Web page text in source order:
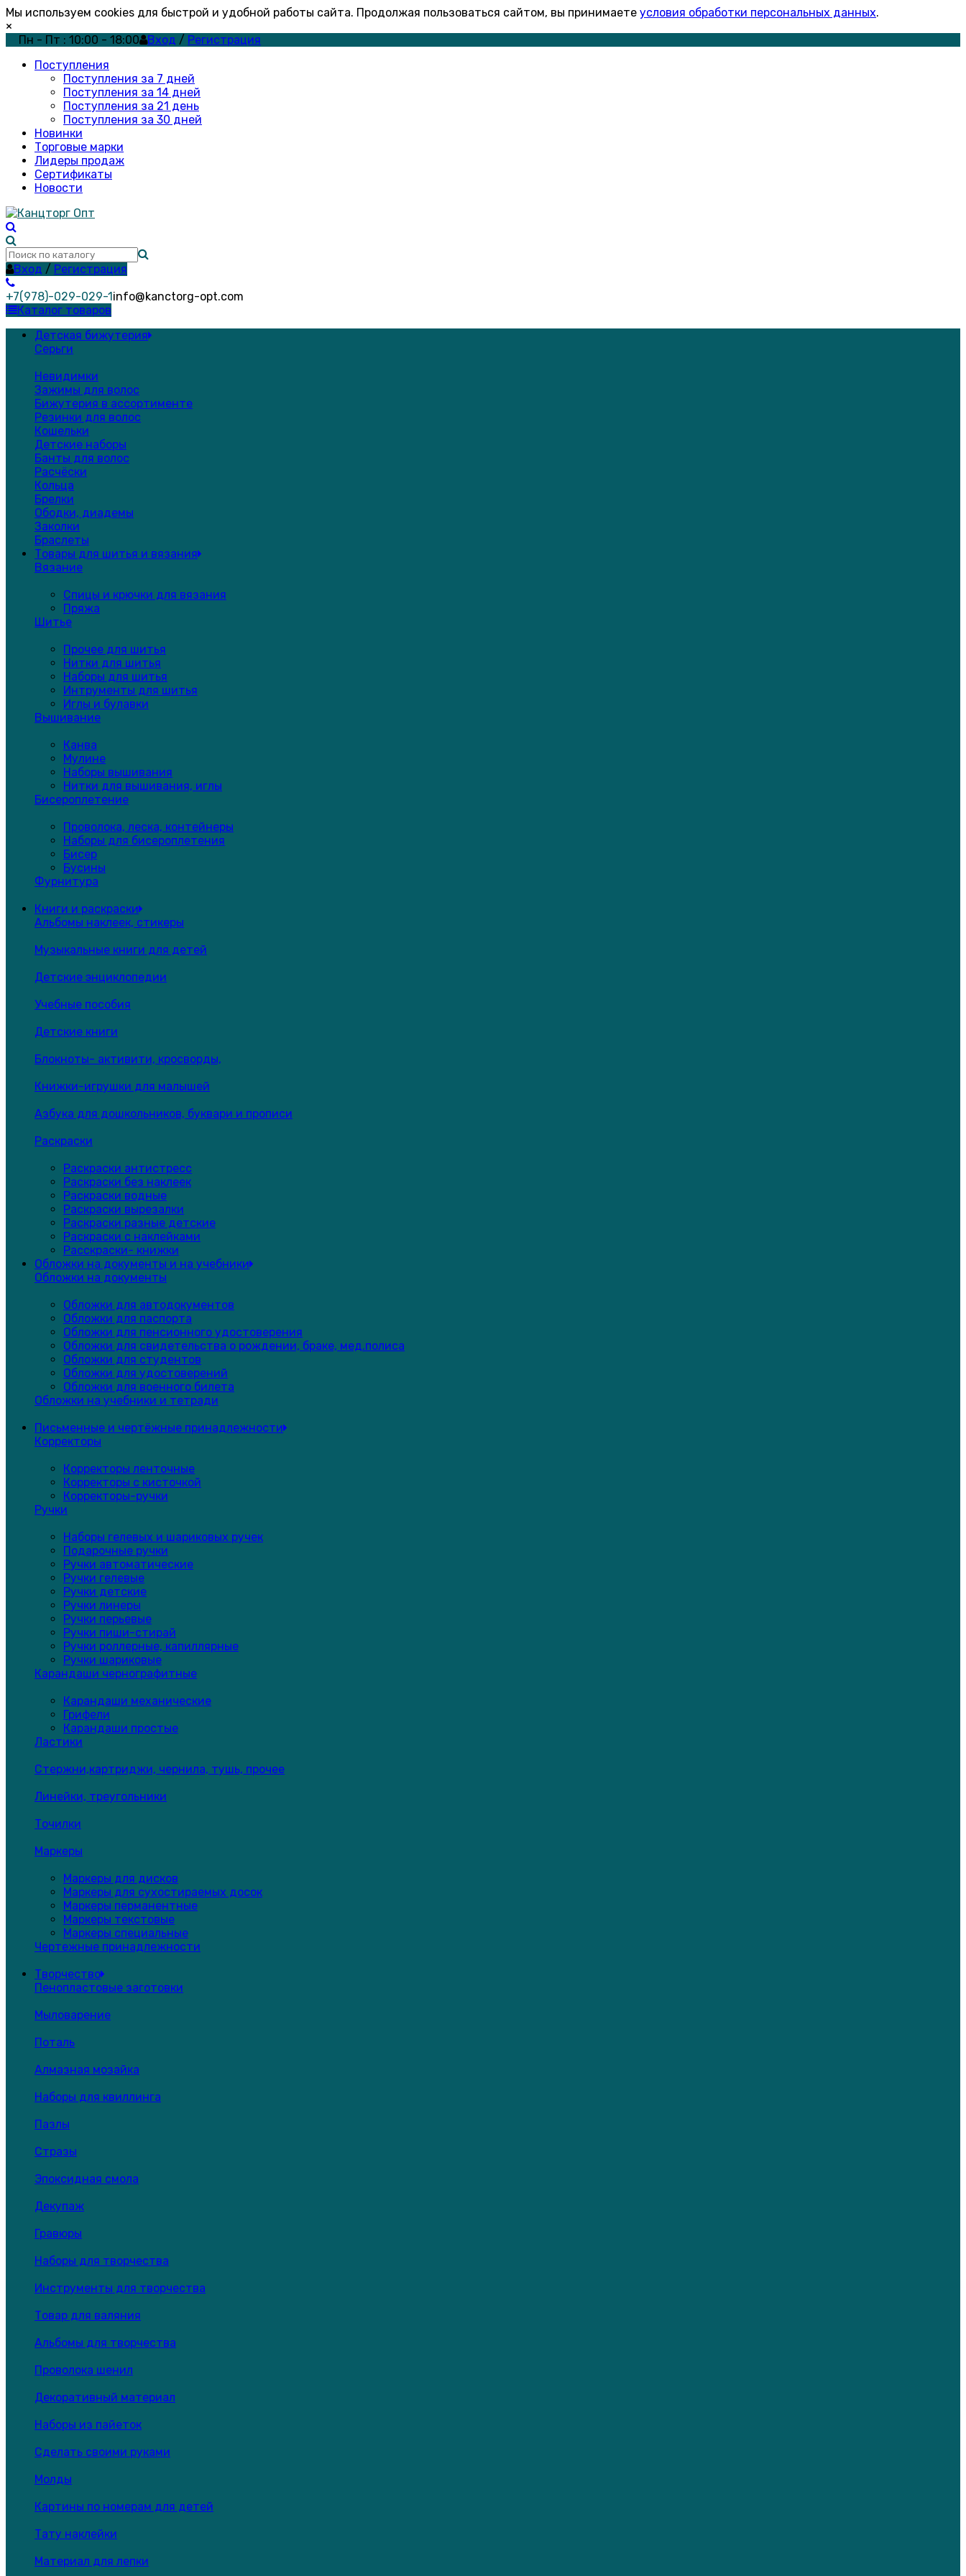
Мы используем cookies для быстрой и удобной работы сайта. Продолжая пользоваться сайтом, вы принимаете условия обработки персональных данных.
×
Пн - Пт : 10:00 - 18:00
Вход / Регистрация
Поступления
Поступления за 7 дней
Поступления за 14 дней
Поступления за 21 день
Поступления за 30 дней
Новинки
Торговые марки
Лидеры продаж
Сертификаты
Новости
Вход / Регистрация
+7(978)-029-029-1info@kanctorg-opt.com
Каталог товаров
Детская бижутерия
Серьги
Невидимки
Зажимы для волос
Бижутерия в ассортименте
Резинки для волос
Кошельки
Детские наборы
Банты для волос
Расчёски
Кольца
Брелки
Ободки, диадемы
Заколки
Браслеты
Товары для шитья и вязания
Вязание
Спицы и крючки для вязания
Пряжа
Шитье
Прочее для шитья
Нитки для шитья
Наборы для шитья
Интрументы для шитья
Иглы и булавки
Вышивание
Канва
Мулине
Наборы вышивания
Нитки для вышивания, иглы
Бисероплетение
Проволока, леска, контейнеры
Наборы для бисероплетения
Бисер
Бусины
Фурнитура
Книги и раскраски
Альбомы наклеек, стикеры
Музыкальные книги для детей
Детские энциклопедии
Учебные пособия
Детские книги
Блокноты- активити, кросворды,
Книжки-игрушки для малышей
Азбука для дошкольников, буквари и прописи
Раскраски
Раскраски антистресс
Раскраски без наклеек
Раскраски водные
Раскраски вырезалки
Раскраски разные детские
Раскраски с наклейками
Расскраски- книжки
Обложки на документы и на учебники
Обложки на документы
Обложки для автодокументов
Обложки для паспорта
Обложки для пенсионного удостоверения
Обложки для свидетельства о рождении, браке, мед.полиса
Обложки для студентов
Обложки для удостоверений
Обложки для военного билета
Обложки на учебники и тетради
Письменные и чертёжные принадлежности
Корректоры
Корректоры ленточные
Корректоры с кисточкой
Корректоры-ручки
Ручки
Наборы гелевых и шариковых ручек
Подарочные ручки
Ручки автоматические
Ручки гелевые
Ручки детские
Ручки линеры
Ручки перьевые
Ручки пиши-стирай
Ручки роллерные, капиллярные
Ручки шариковые
Карандаши чернографитные
Карандаши механические
Грифели
Карандаши простые
Ластики
Стержни,картриджи, чернила, тушь, прочее
Линейки, треугольники
Точилки
Маркеры
Маркеры для дисков
Маркеры для сухостираемых досок
Маркеры перманентные
Маркеры текстовые
Маркеры специальные
Чертежные принадлежности
Творчество
Пенопластовые заготовки
Мыловарение
Поталь
Алмазная мозайка
Наборы для квиллинга
Пазлы
Стразы
Эпоксидная смола
Декупаж
Гравюры
Наборы для творчества
Инструменты для творчества
Товар для валяния
Альбомы для творчества
Проволока шенил
Декоративный материал
Наборы из пайеток
Сделать своими руками
Молды
Картины по номерам для детей
Тату наклейки
Материал для лепки